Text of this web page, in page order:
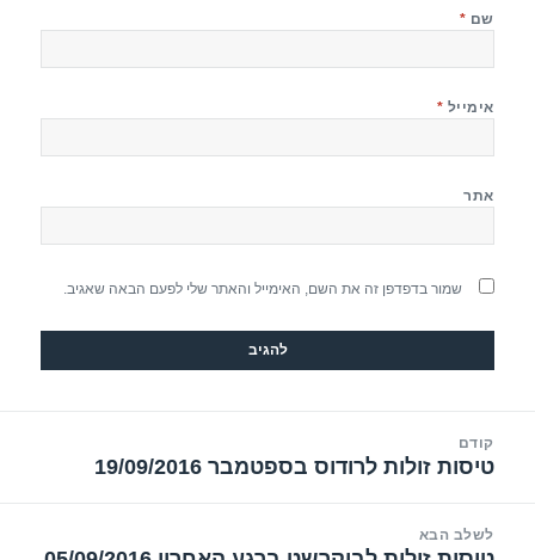
שם *
אימייל *
אתר
שמור בדפדפן זה את השם, האימייל והאתר שלי לפעם הבאה שאגיב.
קודם
הפוסט
טיסות זולות לרודוס בספטמבר 19/09/2016
לשלב הבא